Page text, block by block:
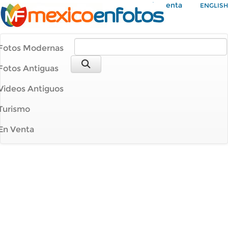
Mi Cuenta ENGLISH
Modernas
Antiguas
Antiguos
Venta